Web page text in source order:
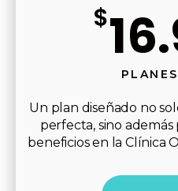
$
Un plan diseñado no
perfecta, sino
beneficios en la Clínica